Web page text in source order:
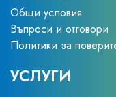
Общи условия
Въпроси и отговори
Политики за
УСЛУГИ